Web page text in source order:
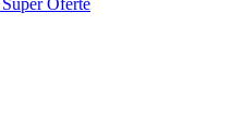
Super Oferte